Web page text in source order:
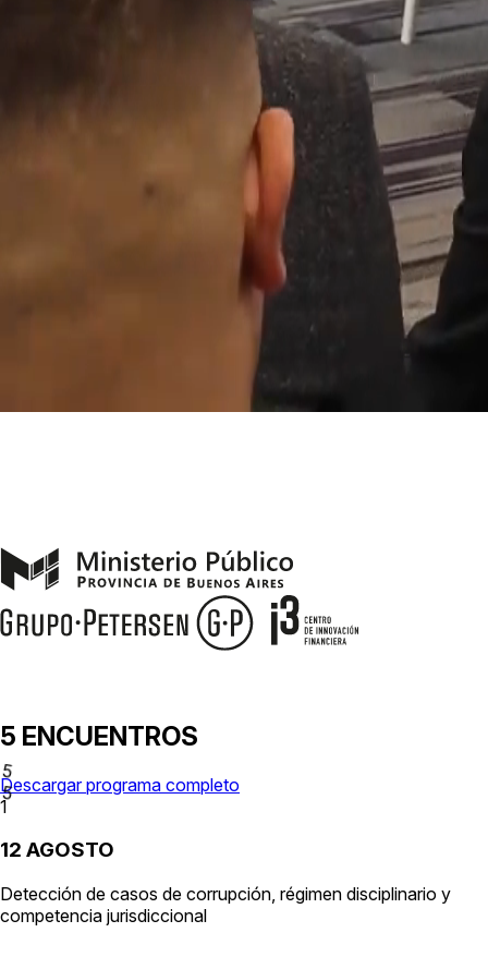
5
5
5 ENCUENTROS
Descargar programa completo
1
12 AGOSTO
Detección de casos de corrupción, régimen disciplinario y
competencia jurisdiccional